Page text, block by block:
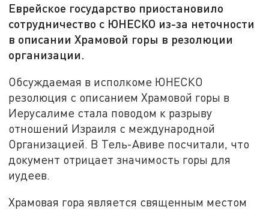
Еврейское государство приостановило
сотрудничество с ЮНЕСКО из-за неточности
в описании Храмовой горы в резолюции
организации.
Обсуждаемая в исполкоме ЮНЕСКО
резолюция с описанием Храмовой горы в
Иерусалиме стала поводом к разрыву
отношений Израиля с международной
Организацией. В Тель-Авиве посчитали, что
документ отрицает значимость горы для
иудеев.
Храмовая гора является священным местом